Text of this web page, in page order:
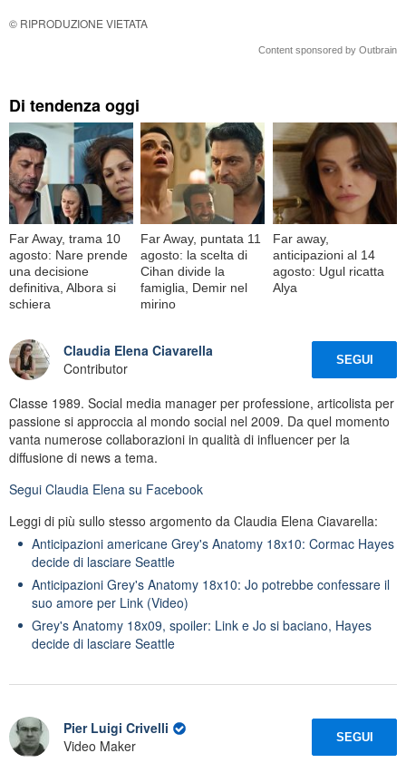
© RIPRODUZIONE VIETATA
Content sponsored by Outbrain
Di tendenza oggi
Far Away, trama 10
agosto: Nare prende
una decisione
definitiva, Albora si
schiera
Far Away, puntata 11
agosto: la scelta di
Cihan divide la
famiglia, Demir nel
mirino
Far away,
anticipazioni al 14
agosto: Ugul ricatta
Alya
Claudia Elena Ciavarella
Contributor
SEGUI
Classe 1989. Social media manager per professione, articolista per
passione si approccia al mondo social nel 2009. Da quel momento
vanta numerose collaborazioni in qualità di influencer per la
diffusione di news a tema.
Segui Claudia Elena su Facebook
Leggi di più sullo stesso argomento da Claudia Elena Ciavarella:
Anticipazioni americane Grey's Anatomy 18x10: Cormac Hayes
decide di lasciare Seattle
Anticipazioni Grey's Anatomy 18x10: Jo potrebbe confessare il
suo amore per Link (Video)
Grey's Anatomy 18x09, spoiler: Link e Jo si baciano, Hayes
decide di lasciare Seattle
Pier Luigi Crivelli
Video Maker
SEGUI